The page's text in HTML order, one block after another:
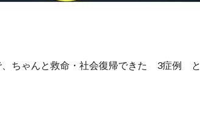
、ちゃんと救命・社会復帰できた 3症例 と